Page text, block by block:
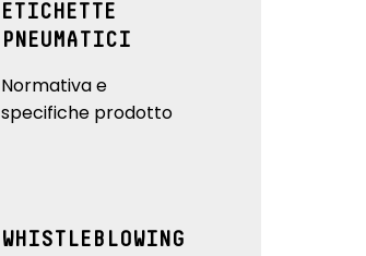
ETICHETTE
PNEUMATICI
Normativa e
specifiche prodotto
WHISTLEBLOWING